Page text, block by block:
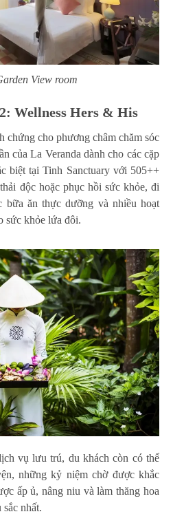
View room
Wellness Hers & His
chứng cho phương châm chăm sóc
của La Veranda dành cho các cặp
biệt tại Tinh Sanctuary với 505++
độc hoặc phục hồi sức khỏe, đi
bữa ăn thực dưỡng và nhiều hoạt
sức khỏe lứa đôi.
vụ lưu trú, du khách còn có thể
những kỷ niệm chờ được khắc
ấp ủ, nâng niu và làm thăng hoa
sắc nhất.